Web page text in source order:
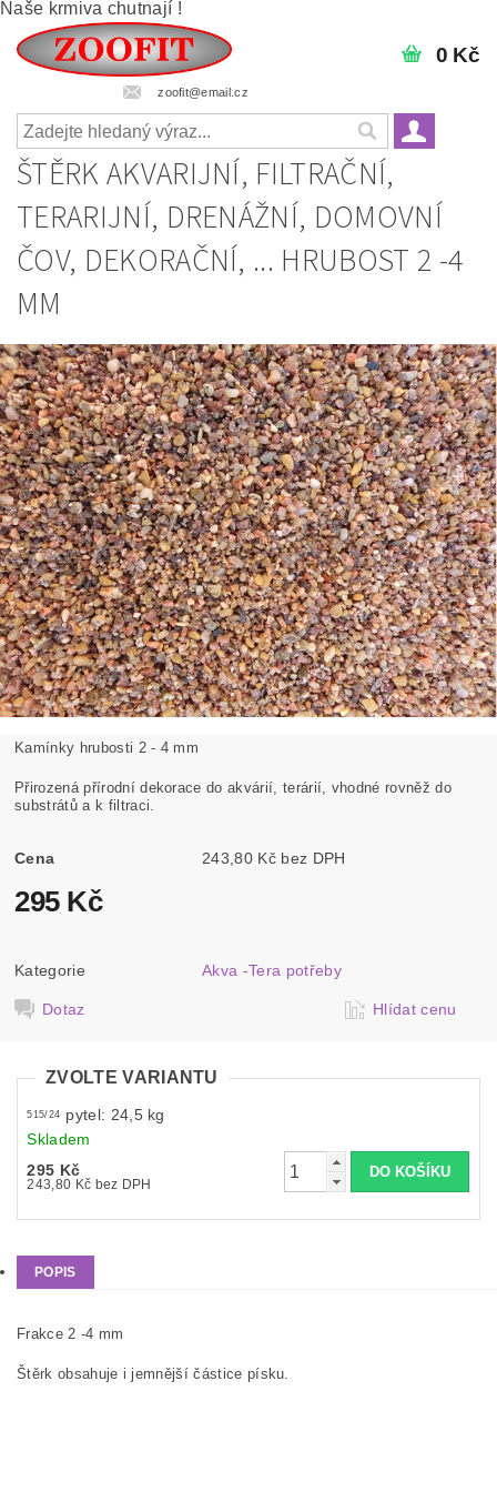
Naše krmiva chutnají !
zoofit@email.cz
0 Kč
ŠTĚRK AKVARIJNÍ, FILTRAČNÍ,
TERARIJNÍ, DRENÁŽNÍ, DOMOVNÍ
ČOV, DEKORAČNÍ, ... HRUBOST 2 -4
MM
Kamínky hrubosti 2 - 4 mm
Přirozená přírodní dekorace do akvárií, terárií, vhodné rovněž do
substrátů a k filtraci.
Cena 243,80 Kč bez DPH
295 Kč
Kategorie Akva -Tera potřeby
Dotaz Hlídat cenu
ZVOLTE VARIANTU
515/24 pytel: 24,5 kg
Skladem
295 Kč
243,80 Kč bez DPH
POPIS
Frakce 2 -4 mm
Štěrk obsahuje i jemnější částice písku.